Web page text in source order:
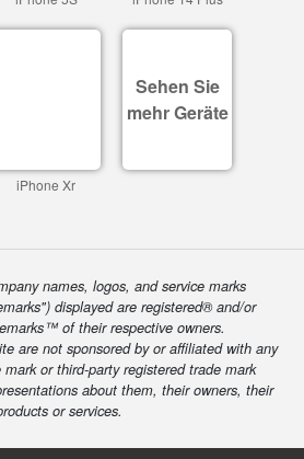
iPhone Xr
Sehen Sie
mehr Geräte
names, logos, and service marks
displayed are registered® and/or
of their respective owners.
are not sponsored by or affiliated with any
or third-party registered trade mark
about them, their owners, their
or services.